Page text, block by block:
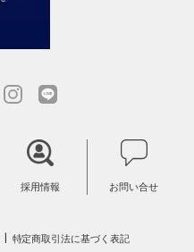
採用情報 お問い合せ
特定商取引法に基づく表記